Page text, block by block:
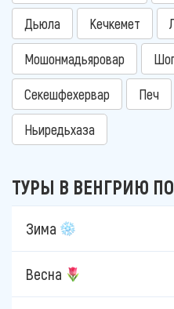
Дьюла Кечкемет
Мошонмадьяровар
Секешфехервар Печ
Ньиредьхаза
ТУРЫ В ВЕНГРИЮ
Зима
Весна